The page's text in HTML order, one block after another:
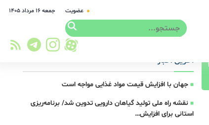
عضویت جمعه ۱۶ مرداد ۱۴۰۵
آخرین اخبار
جهان با افزایش قیمت مواد غذایی مواجه است
نقشه راه ملی تولید گیاهان دارویی تدوین شد/ برنامه‌ریزی
استانی برای افزایش…